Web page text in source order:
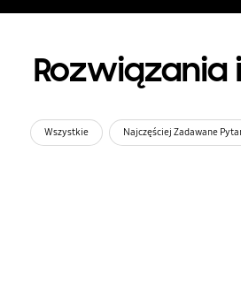
Wszystkie Najczęściej Zadawane